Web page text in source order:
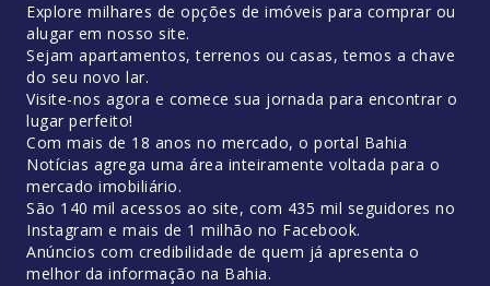
Explore milhares de opções de imóveis para comprar ou
alugar em nosso site.
Sejam apartamentos, terrenos ou casas, temos a chave
do seu novo lar.
Visite-nos agora e comece sua jornada para encontrar o
lugar perfeito!
Com mais de 18 anos no mercado, o portal Bahia
Notícias agrega uma área inteiramente voltada para o
mercado imobiliário.
São 140 mil acessos ao site, com 435 mil seguidores no
Instagram e mais de 1 milhão no Facebook.
Anúncios com credibilidade de quem já apresenta o
melhor da informação na Bahia.